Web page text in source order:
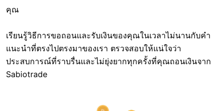
คุณ
เรียนรู้วิธีการขอถอนและรับเงินของคุณในเวลาไม่นานกับคำ
แนะนำที่ตรงไปตรงมาของเรา ตรวจสอบให้แน่ใจว่า
ประสบการณ์ที่ราบรื่นและไม่ยุ่งยากทุกครั้งที่คุณถอนเงินจาก
Sabiotrade